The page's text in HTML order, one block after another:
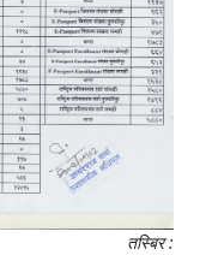
तस्बिर :